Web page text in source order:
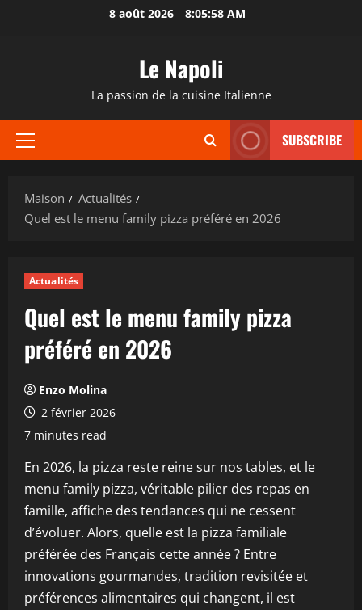
8 août 2026 8:05:59 AM
Le Napoli
La passion de la cuisine Italienne
Menu
SUBSCRIBE
Maison
Actualités
Quel est le menu family pizza préféré en 2026
Actualités
Quel est le menu family pizza
préféré en 2026
Enzo Molina
2 février 2026
7 minutes read
En 2026, la pizza reste reine sur nos tables, et le
menu family pizza, véritable pilier des repas en
famille, affiche des tendances qui ne cessent
d’évoluer. Alors, quelle est la pizza familiale
préférée des Français cette année ? Entre
innovations gourmandes, tradition revisitée et
préférences alimentaires qui changent, il est